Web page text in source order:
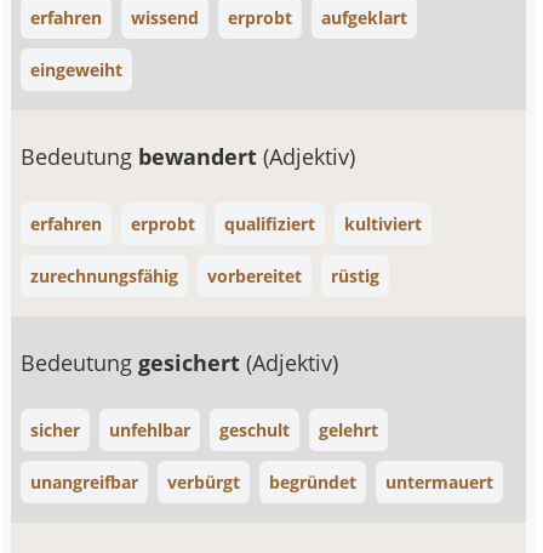
erfahren wissend erprobt aufgeklart
eingeweiht
Bedeutung bewandert(Adjektiv)
erfahren erprobt qualifiziert kultiviert
zurechnungsfähig vorbereitet rüstig
Bedeutunggesichert(Adjektiv)
sicher unfehlbar geschult gelehrt
unangreifbar verbürgt begründet untermauert